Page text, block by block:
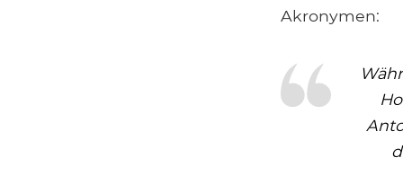
Akronymen: